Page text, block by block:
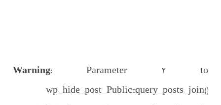
Warning: Parameter 2 to
wp_hide_post_Public::query_posts_join()